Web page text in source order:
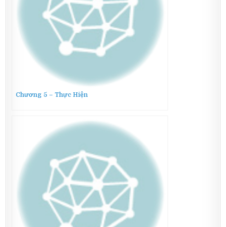
Chương 5 – Thực Hiện